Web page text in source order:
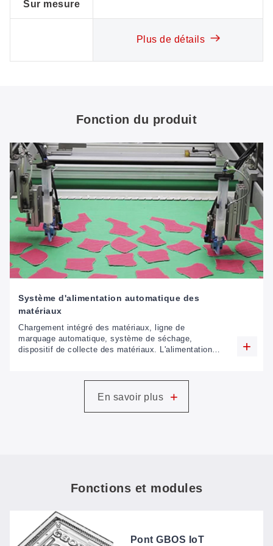
Sur mesure
Plus de détails
Fonction du produit
Système d'alimentation automatique des
matériaux
Chargement intégré des matériaux, ligne de
marquage automatique, système de séchage,
dispositif de collecte des matériaux. L'alimentation
En savoir plus +
Fonctions et modules
Pont GBOS IoT